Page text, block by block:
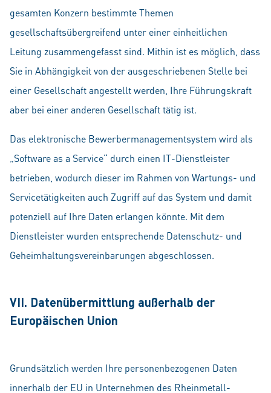
gesamten Konzern bestimmte Themen
gesellschaftsübergreifend unter einer einheitlichen
Leitung zusammengefasst sind. Mithin ist es möglich, dass
Sie in Abhängigkeit von der ausgeschriebenen Stelle bei
einer Gesellschaft angestellt werden, Ihre Führungskraft
aber bei einer anderen Gesellschaft tätig ist.
Das elektronische Bewerbermanagementsystem wird als
„Software as a Service“ durch einen IT-Dienstleister
betrieben, wodurch dieser im Rahmen von Wartungs- und
Servicetätigkeiten auch Zugriff auf das System und damit
potenziell auf Ihre Daten erlangen könnte. Mit dem
Dienstleister wurden entsprechende Datenschutz- und
Geheimhaltungsvereinbarungen abgeschlossen.
VII. Datenübermittlung außerhalb der
Europäischen Union
Grundsätzlich werden Ihre personenbezogenen Daten
innerhalb der EU in Unternehmen des Rheinmetall-